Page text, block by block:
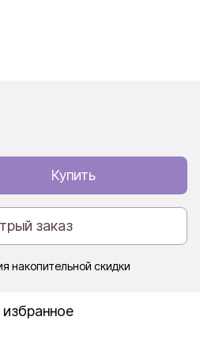
Купить
заказ
накопительной скидки
избранное